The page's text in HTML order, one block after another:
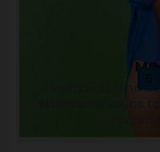
Insira aqui uma
Normalmente, os